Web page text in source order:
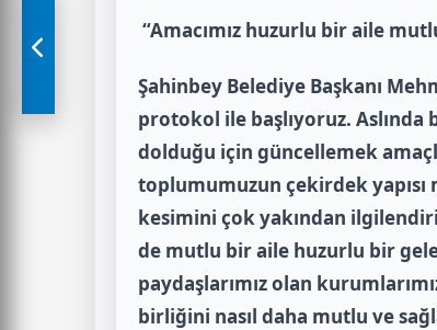
“Amacımız huzurlu bir aile
Şahinbey Belediye Başkanı
protokol ile başlıyoruz.
dolduğu için güncellemek
toplumumuzun çekirdek
kesimini çok yakından
de mutlu bir aile huzurlu bir
paydaşlarımız olan
birliğini nasıl daha mutlu ve